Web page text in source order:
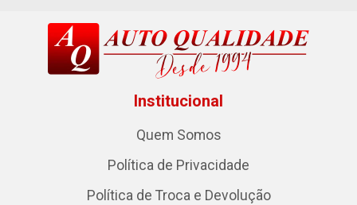
Institucional
Quem Somos
Política de Privacidade
Política de Troca e Devolução